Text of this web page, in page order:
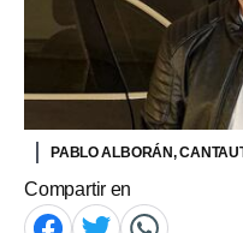
PABLO ALBORÁN,
Compartir en